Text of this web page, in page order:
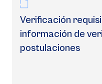
Verificación
información de
postulaciones